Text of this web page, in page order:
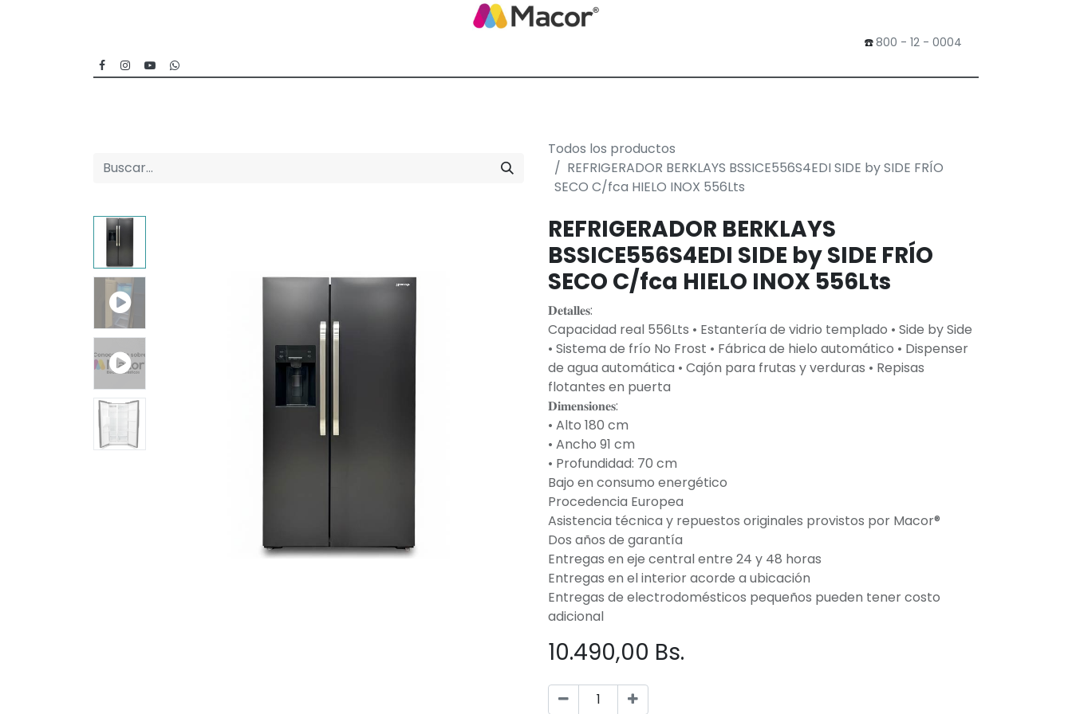
​☎️800 - 12 - 0004
Todos los productos
REFRIGERADOR BERKLAYS BSSICE556S4EDI SIDE by SIDE FRÍO
SECO C/fca HIELO INOX 556Lts
REFRIGERADOR BERKLAYS
BSSICE556S4EDI SIDE by SIDE FRÍO
SECO C/fca HIELO INOX 556Lts
𝐃𝐞𝐭𝐚𝐥𝐥𝐞𝐬:
Capacidad real 556Lts • Estantería de vidrio templado • Side by Side
• Sistema de frío No Frost • Fábrica de hielo automático • Dispenser
de agua automática • Cajón para frutas y verduras • Repisas
flotantes en puerta
𝐃𝐢𝐦𝐞𝐧𝐬𝐢𝐨𝐧𝐞𝐬:
• Alto 180 cm
• Ancho 91 cm
• Profundidad: 70 cm
Bajo en consumo energético
Procedencia Europea
Asistencia técnica y repuestos originales provistos por Macor®
Dos años de garantía
Entregas en eje central entre 24 y 48 horas
Entregas en el interior acorde a ubicación
Entregas de electrodomésticos pequeños pueden tener costo
adicional
10.490,00 Bs.